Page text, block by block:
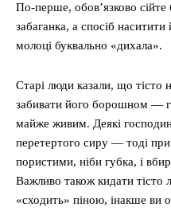
По-перше, обов’язково
забаганка, а спосіб
молоці буквально «дихала».
Старі люди казали, що тісто
забивати його борошном —
майже живим. Деякі
перетертого сиру — тоді
пористими, ніби губка, і
Важливо також кидати тісто
«сходить» піною, інакше ви